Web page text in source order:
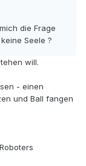
die Frage
Seele ?
will.
- einen
und Ball fangen